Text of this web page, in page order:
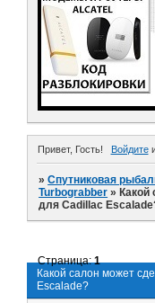
Привет, Гость! Войдите
»Спутниковая
Turbograbber » Какой
для Cadillac
Какой салон может
Escalade?
Страница:1